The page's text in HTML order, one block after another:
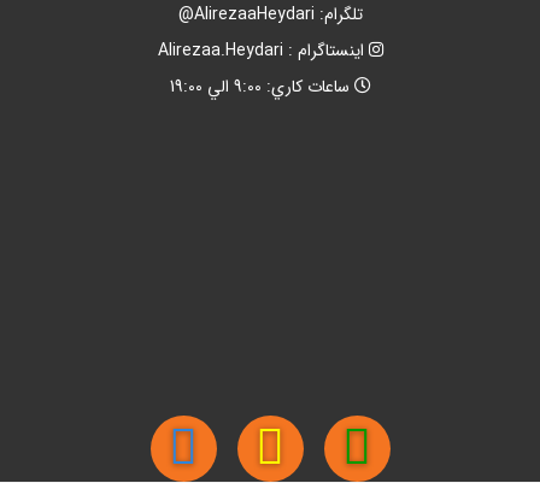
تلگرام: AlirezaaHeydari@
اينستاگرام : Alirezaa.Heydari
ساعات کاري: 9:00 الي 19:00